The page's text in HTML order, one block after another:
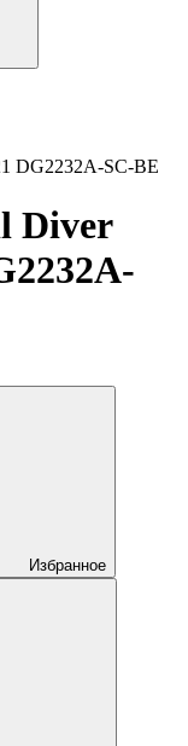
DG2232A-SC-BE
Diver
Избранное